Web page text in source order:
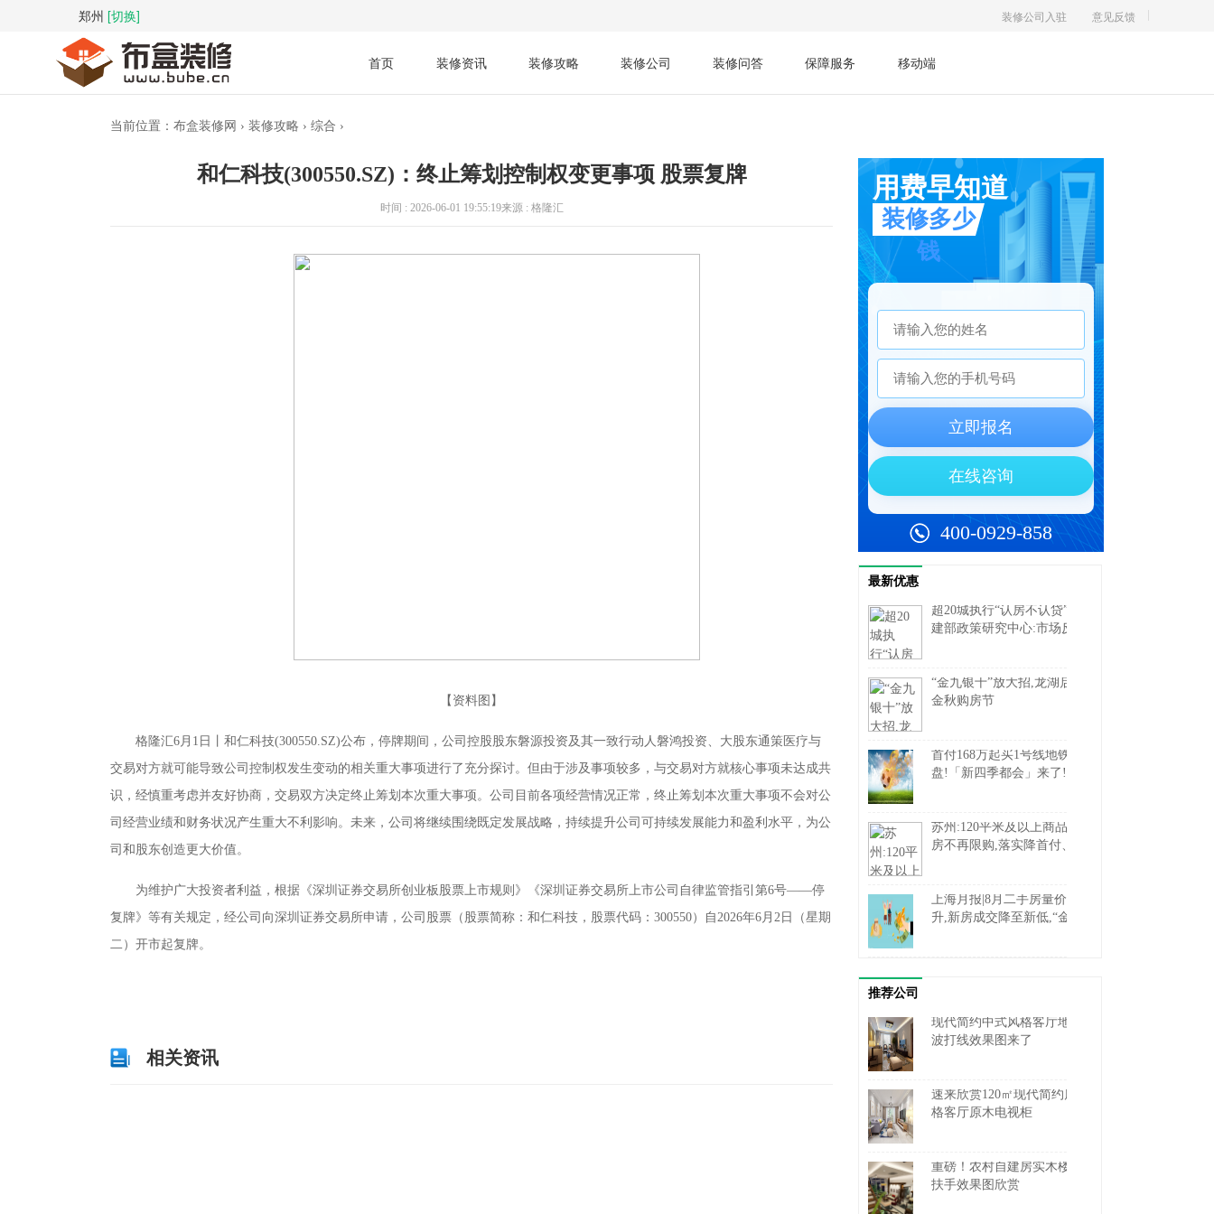
郑州 [切换] 意见反馈
装修公司入驻
首页 装修资讯 装修攻略 装修公司 装修问答 保障服务 移动端
当前位置： 布盒装修网 › 装修攻略 › 综合 ›
和仁科技(300550.SZ)：终止筹划控制权变更事项 股票复牌
时间 : 2026-06-01 19:55:19来源 : 格隆汇
【资料图】
格隆汇6月1日丨和仁科技(300550.SZ)公布，停牌期间，公司控股股东磐源投资及其一致行动人磐鸿投资、大股东通策医疗与
交易对方就可能导致公司控制权发生变动的相关重大事项进行了充分探讨。但由于涉及事项较多，与交易对方就核心事项未达成共
识，经慎重考虑并友好协商，交易双方决定终止筹划本次重大事项。公司目前各项经营情况正常，终止筹划本次重大事项不会对公
司经营业绩和财务状况产生重大不利影响。未来，公司将继续围绕既定发展战略，持续提升公司可持续发展能力和盈利水平，为公
司和股东创造更大价值。
为维护广大投资者利益，根据《深圳证券交易所创业板股票上市规则》《深圳证券交易所上市公司自律监管指引第6号——停
复牌》等有关规定，经公司向深圳证券交易所申请，公司股票（股票简称：和仁科技，股票代码：300550）自2026年6月2日（星期
二）开市起复牌。
相关资讯
最新优惠
超20城执行“认房不认贷”,住
建部政策研究中心:市场反
“金九银十”放大招,龙湖启动
金秋购房节
首付168万起买1号线地铁
盘!「新四季都会」来了!附
苏州:120平米及以上商品住
房不再限购,落实降首付、
上海月报|8月二手房量价齐
升,新房成交降至新低,“金
推荐公司
现代简约中式风格客厅地砖
波打线效果图来了
速来欣赏120㎡现代简约风
格客厅原木电视柜
重磅！农村自建房实木楼梯
扶手效果图欣赏